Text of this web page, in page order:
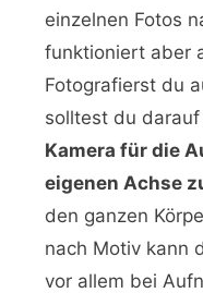
einzelnen Fotos
funktioniert aber
Fotografierst du
solltest du
Kamera für die
eigenen Achse
den ganzen
nach Motiv kann
vor allem bei